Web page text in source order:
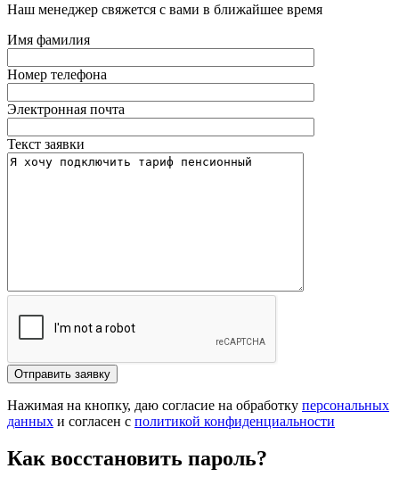
Наш менеджер свяжется с вами в ближайшее время
Имя фамилия
Номер телефона
Электронная почта
Текст заявки
Отправить заявку
Нажимая на кнопку, даю согласие на обработку персональных
данных и согласен с политикой конфиденциальности
Как восстановить пароль?